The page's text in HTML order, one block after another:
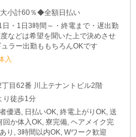
小計60％◆全額日払い
・1日3時間～・終電まで・遅出勤
などは希望を聞いた上で決めさせ
ラー出勤ももちろんOKです
入
丁目62番 川上テナントビル2階
り徒歩1分
優遇, 日払いOK, 終電上がりOK, 送
回か体入OK, 寮完備, ヘアメイク完
り, 3時間以内OK, Wワーク歓迎